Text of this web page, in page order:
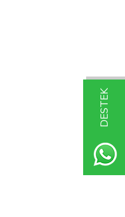
DESTEK